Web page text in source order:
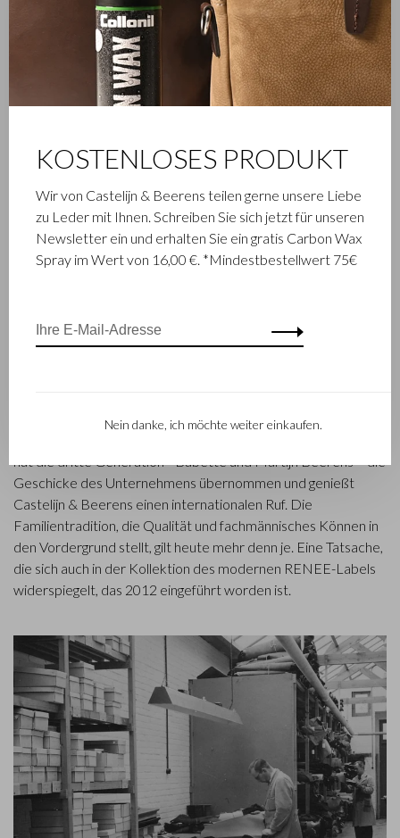
Die im niederländischen Waalwijk ansässige Firma Castelijn &
Castelijn und Lederstanzer Marinus Beerens den Beschluss
hat die dritte Generation– Babette und Martijn Beerens – die
Geschicke des Unternehmens übernommen und genießt
Castelijn & Beerens einen internationalen Ruf. Die
Familientradition, die Qualität und fachmännisches Können in
den Vordergrund stellt, gilt heute mehr denn je. Eine Tatsache,
die sich auch in der Kollektion des modernen RENEE-Labels
widerspiegelt, das 2012 eingeführt worden ist.
KOSTENLOSES PRODUKT
Wir von Castelijn & Beerens teilen gerne unsere Liebe
zu Leder mit Ihnen. Schreiben Sie sich jetzt für unseren
Newsletter ein und erhalten Sie ein gratis Carbon Wax
Spray im Wert von 16,00 €. *Mindestbestellwert 75€
Nein danke, ich möchte weiter einkaufen.